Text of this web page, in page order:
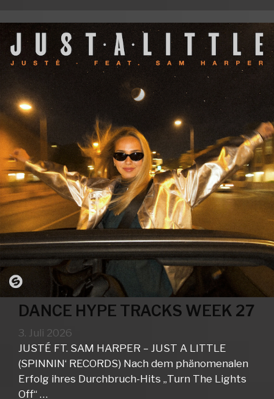
DANCE HYPE TRACKS WEEK 27
3. Juli 2026
JUSTÉ FT. SAM HARPER – JUST A LITTLE
(SPINNIN‘ RECORDS) Nach dem phänomenalen
Erfolg ihres Durchbruch-Hits „Turn The Lights
Off“ …